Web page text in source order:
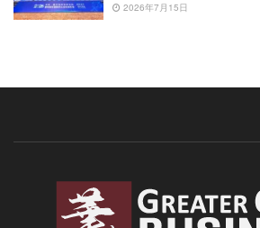
2026年7月15日